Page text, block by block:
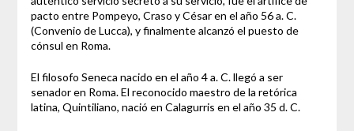
pacto entre Pompeyo, Craso y César en el año 56 a. C.
(Convenio de Lucca), y finalmente alcanzó el puesto de
cónsul en Roma.
El filosofo Seneca nacido en el año 4 a. C. llegó a ser
senador en Roma. El reconocido maestro de la retórica
latina, Quintiliano, nació en Calagurris en el año 35 d. C.